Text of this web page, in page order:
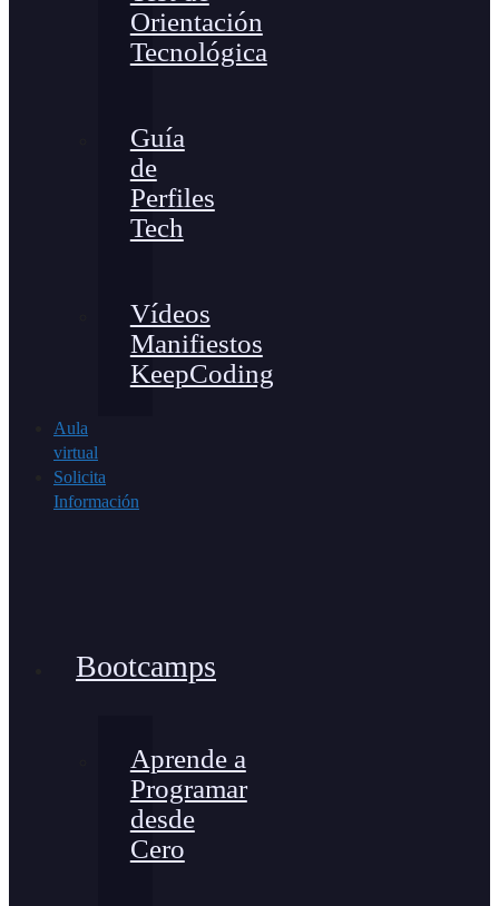
Orientación
Tecnológica
Guía
de
Perfiles
Tech
Vídeos
Manifiestos
KeepCoding
Aula
virtual
Solicita
Información
Bootcamps
Aprende a
Programar
desde
Cero